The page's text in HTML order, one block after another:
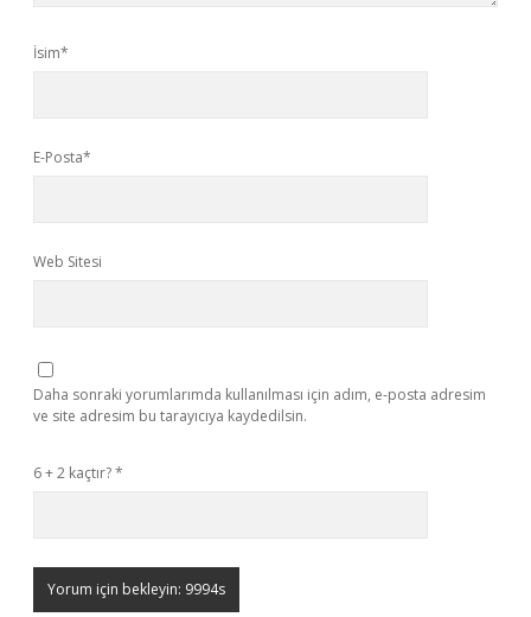
İsim*
E-Posta*
Web Sitesi
Daha sonraki yorumlarımda kullanılması için adım, e-posta adresim
ve site adresim bu tarayıcıya kaydedilsin.
6 + 2 kaçtır?*